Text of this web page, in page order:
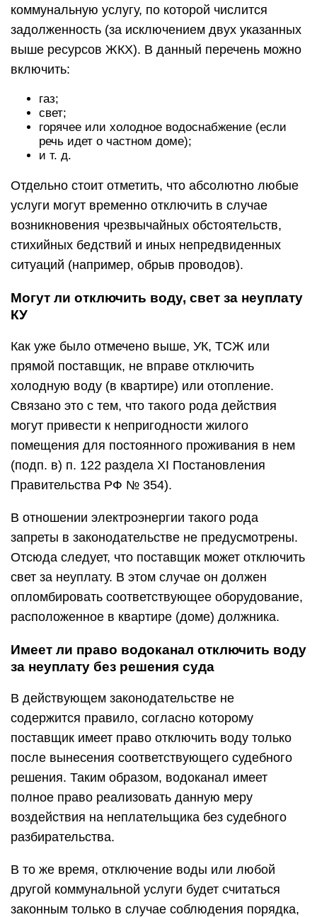
коммунальную услугу, по которой числится
задолженность (за исключением двух указанных
выше ресурсов ЖКХ). В данный перечень можно
включить:
газ;
свет;
горячее или холодное водоснабжение (если
речь идет о частном доме);
и т. д.
Отдельно стоит отметить, что абсолютно любые
услуги могут временно отключить в случае
возникновения чрезвычайных обстоятельств,
стихийных бедствий и иных непредвиденных
ситуаций (например, обрыв проводов).
Могут ли отключить воду, свет за неуплату
КУ
Как уже было отмечено выше, УК, ТСЖ или
прямой поставщик, не вправе отключить
холодную воду (в квартире) или отопление.
Связано это с тем, что такого рода действия
могут привести к непригодности жилого
помещения для постоянного проживания в нем
(подп. в) п. 122 раздела XI Постановления
Правительства РФ № 354).
В отношении электроэнергии такого рода
запреты в законодательстве не предусмотрены.
Отсюда следует, что поставщик может отключить
свет за неуплату. В этом случае он должен
опломбировать соответствующее оборудование,
расположенное в квартире (доме) должника.
Имеет ли право водоканал отключить воду
за неуплату без решения суда
В действующем законодательстве не
содержится правило, согласно которому
поставщик имеет право отключить воду только
после вынесения соответствующего судебного
решения. Таким образом, водоканал имеет
полное право реализовать данную меру
воздействия на неплательщика без судебного
разбирательства.
В то же время, отключение воды или любой
другой коммунальной услуги будет считаться
законным только в случае соблюдения порядка,